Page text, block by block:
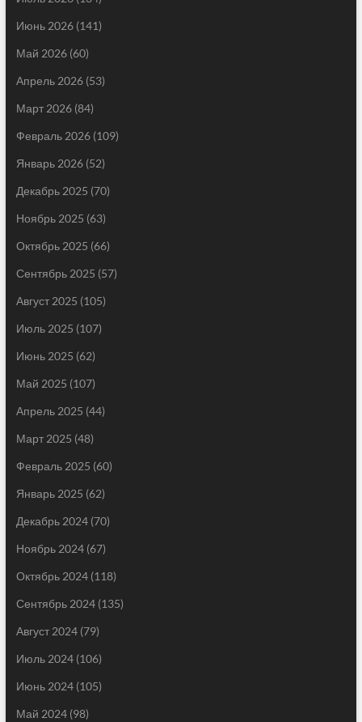
Июнь 2026(141)
Май 2026(60)
Апрель 2026(53)
Март 2026(84)
Февраль 2026(109)
Январь 2026(52)
Декабрь 2025 (70)
Ноябрь 2025 (63)
Октябрь 2025 (66)
Сентябрь 2025 (57)
Август 2025 (105)
Июль 2025 (107)
Июнь 2025 (62)
Май 2025 (107)
Апрель 2025 (44)
Март 2025 (48)
Февраль 2025 (60)
Январь 2025 (62)
Декабрь 2024(70)
Ноябрь 2024(67)
Октябрь 2024(118)
Сентябрь 2024(135)
Август 2024(79)
Июль 2024(106)
Июнь 2024(105)
Май 2024(98)